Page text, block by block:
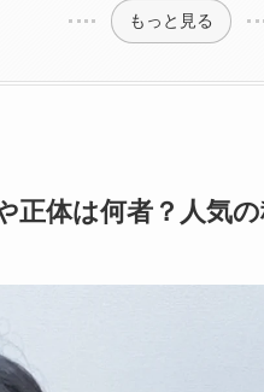
もっと見る
体は何者？人気の